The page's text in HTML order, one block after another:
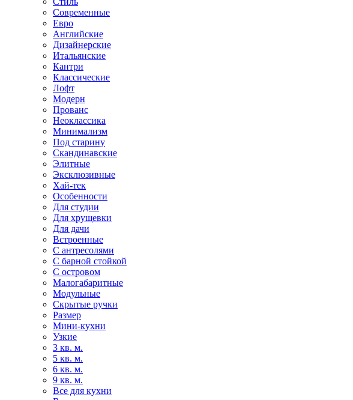
Современные
Евро
Английские
Дизайнерские
Итальянские
Кантри
Классические
Лофт
Модерн
Прованс
Неоклассика
Минимализм
Под старину
Скандинавские
Элитные
Эксклюзивные
Хай-тек
Особенности
Для студии
Для хрущевки
Для дачи
Встроенные
С антресолями
С барной стойкой
С островом
Малогабаритные
Модульные
Скрытые ручки
Размер
Мини-кухни
Узкие
3 кв. м.
5 кв. м.
6 кв. м.
9 кв. м.
Все для кухни